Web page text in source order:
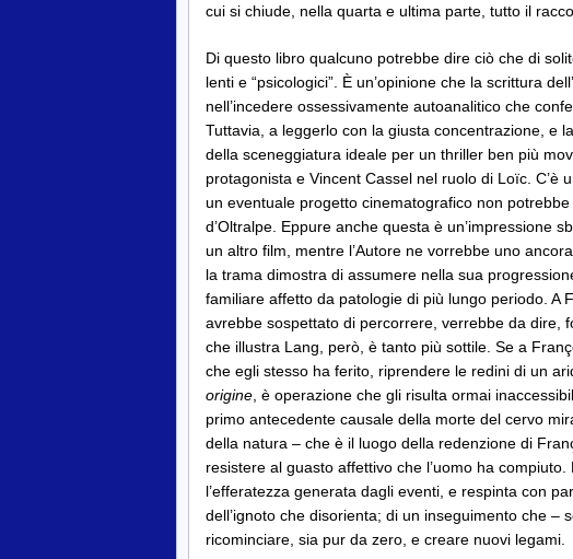
cui si chiude, nella quarta e ultima parte, tutto il
Di questo libro qualcuno potrebbe dire ciò che di
lenti e “psicologici”. È un’opinione che la scrittura
nell’incedere ossessivamente autoanalitico che
Tuttavia, a leggerlo con la giusta concentrazione, e
della sceneggiatura ideale per un thriller ben più
protagonista e Vincent Cassel nel ruolo di Loïc.
un eventuale progetto cinematografico non
d’Oltralpe. Eppure anche questa è un’impressione
un altro film, mentre l’Autore ne vorrebbe uno
la trama dimostra di assumere nella sua
familiare affetto da patologie di più lungo periodo. A
avrebbe sospettato di percorrere, verrebbe da dire,
che illustra Lang, però, è tanto più sottile. Se a
che egli stesso ha ferito, riprendere le redini di un
origine , è operazione che gli risulta ormai
primo antecedente causale della morte del cervo
della natura – che è il luogo della redenzione di
resistere al guasto affettivo che l’uomo ha
l’efferatezza generata dagli eventi, e respinta con
dell’ignoto che disorienta; di un inseguimento che
ricominciare, sia pur da zero, e creare nuovi legami.